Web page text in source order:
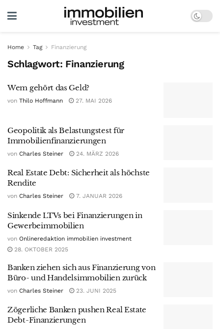
Home Tag Finanzierung
Schlagwort: Finanzierung
Wem gehört das Geld?
von Thilo Hoffmann 27. MAI 2026
Geopolitik als Belastungstest für
Immobilienfinanzierungen
von Charles Steiner 24. MÄRZ 2026
Real Estate Debt: Sicherheit als höchste
Rendite
von Charles Steiner 7. JANUAR 2026
Sinkende LTVs bei Finanzierungen in
Gewerbeimmobilien
von Onlineredaktion immobilien investment
28. OKTOBER 2025
Banken ziehen sich aus Finanzierung von
Büro- und Handelsimmobilien zurück
von Charles Steiner 23. JUNI 2025
Zögerliche Banken pushen Real Estate
Debt-Finanzierungen